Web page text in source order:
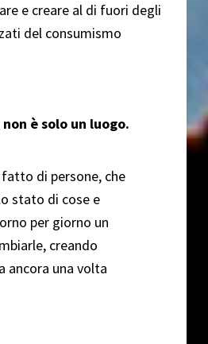
e creare al di fuori degli
del consumismo
è solo un luogo.
fatto di persone, che
stato di cose e
per giorno un
creando
ancora una volta